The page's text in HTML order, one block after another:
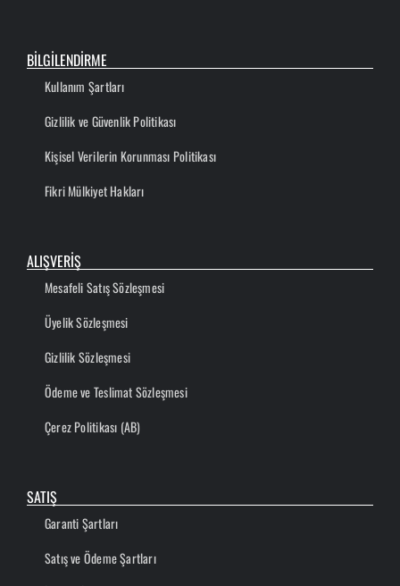
BİLGİLENDİRME
Kullanım Şartları
Gizlilik ve Güvenlik Politikası
Kişisel Verilerin Korunması Politikası
Fikri Mülkiyet Hakları
ALIŞVERİŞ
Mesafeli Satış Sözleşmesi
Üyelik Sözleşmesi
Gizlilik Sözleşmesi
Ödeme ve Teslimat Sözleşmesi
Çerez Politikası (AB)
SATIŞ
Garanti Şartları
Satış ve Ödeme Şartları